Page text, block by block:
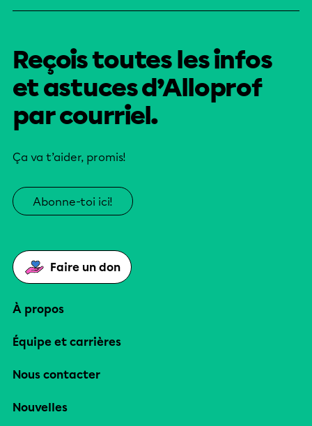
Reçois toutes les infos
et astuces d’Alloprof
par courriel.
Ça va t’aider, promis!
Abonne-toi ici!
Faire un don
À propos
Équipe et carrières
Nous contacter
Nouvelles